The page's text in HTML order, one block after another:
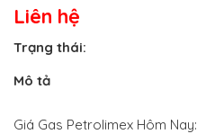
Liên hệ
Trạng thái:
Mô tả
Giá Gas Petrolimex Hôm Nay: